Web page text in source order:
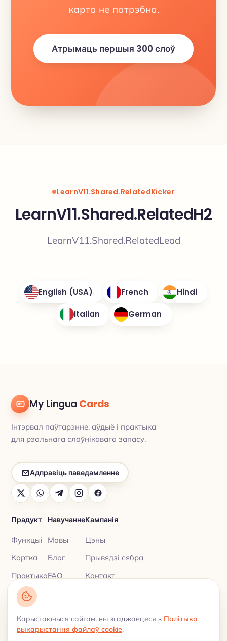
карта не патрэбна.
Атрымаць першыя 300 слоў
LearnV11.Shared.RelatedKicker
LearnV11.Shared.RelatedH2
LearnV11.Shared.RelatedLead
English (USA) French Hindi
Italian German
My Lingua Cards
Інтэрвал паўтарэнне, аўдыё і практыка
для рэальнага слоўнікавага запасу.
Адправіць паведамленне
Прадукт
Функцыі
Картка
Практыка
Навучанне
Мовы
Блог
FAQ
Кампанія
Цэны
Прывядзі сябра
Кантакт
© 2026 My Lingua Cards ·Палітыка прыватнасці
Карыстаючыся сайтам, вы згаджаецеся з Палітыка
выкарыстання файлаў cookie.